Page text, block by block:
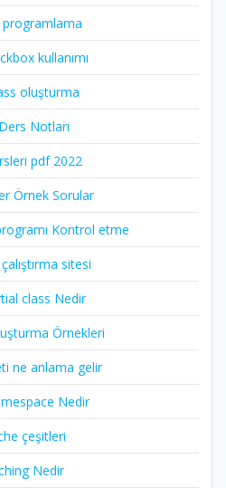
kullanımı
oluşturma
Notları
pdf 2022
Örnek Sorular
Kontrol etme
sitesi
class Nedir
Örnekleri
ne anlama gelir
Nedir
çeşitleri
Nedir